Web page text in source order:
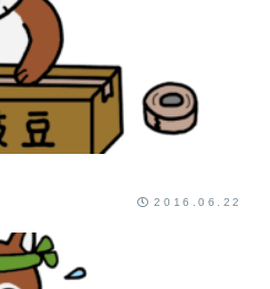
2016.06.22